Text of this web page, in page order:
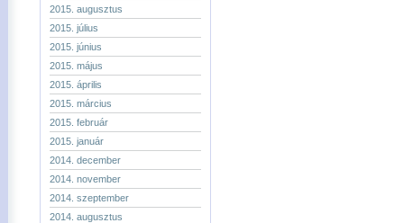
2015. augusztus
2015. július
2015. június
2015. május
2015. április
2015. március
2015. február
2015. január
2014. december
2014. november
2014. szeptember
2014. augusztus